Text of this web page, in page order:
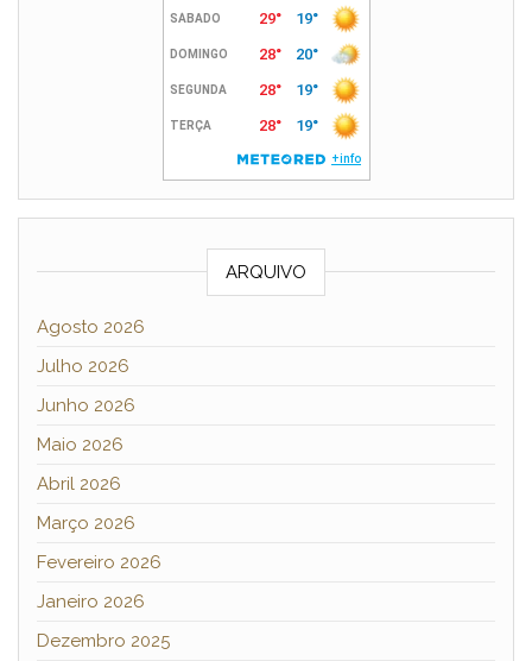
ARQUIVO
Agosto 2026
Julho 2026
Junho 2026
Maio 2026
Abril 2026
Março 2026
Fevereiro 2026
Janeiro 2026
Dezembro 2025